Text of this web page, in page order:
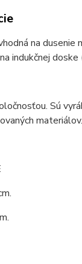
na
indukčnej
Sú
materiálov.